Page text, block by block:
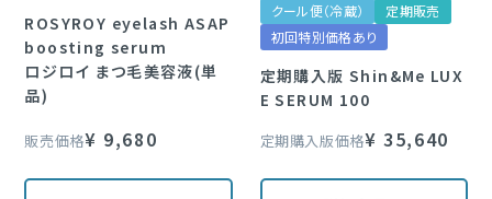
ROSYROY eyelash ASAP
boosting serum
ロジロイ まつ毛美容液(単
品)
販売価格¥ 9,680
クール便（冷蔵）
定期販売
初回特別価格あり
定期購入版 Shin&Me LUX
E SERUM 100
定期購入版価格¥ 35,640